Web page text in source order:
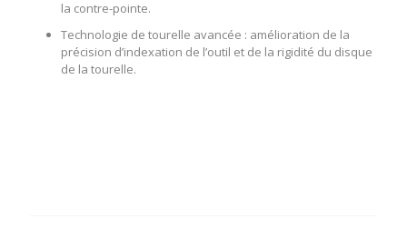
la contre-pointe.
Technologie de tourelle avancée : amélioration de la
précision d’indexation de l’outil et de la rigidité du disque
de la tourelle.